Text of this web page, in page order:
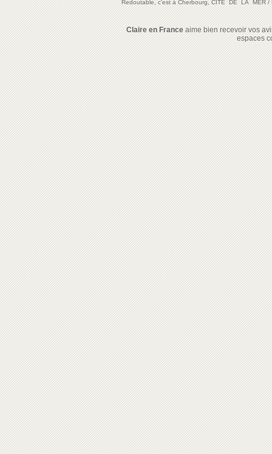
Redoutable, c'est à Cherbourg, CITE DE LA MER/
Claire en Franceaime bien recevoir vos
espaces